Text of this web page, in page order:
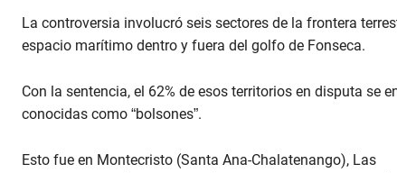
La controversia involucró seis sectores de la frontera
espacio marítimo dentro y fuera del golfo de Fonseca.
Con la sentencia, el 62% de esos territorios en disputa se
conocidas como “bolsones”.
Esto fue en Montecristo (Santa Ana-Chalatenango), Las